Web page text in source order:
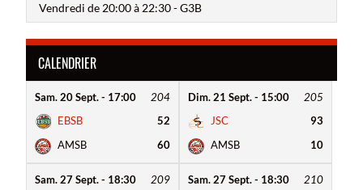
Vendredi de 20:00 à 22:30 - G3B
CALENDRIER
204
Sam. 20 Sept. - 17:00
52
EBSB
60
AMSB
205
Dim. 21 Sept. - 15:00
93
JSC
10
AMSB
209
Sam. 27 Sept. - 18:30
210
Sam. 27 Sept. - 18:30